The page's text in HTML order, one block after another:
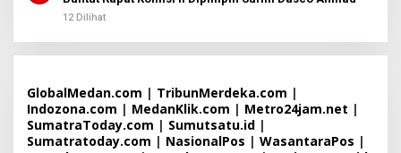
12 Dilihat
GlobalMedan.com | TribunMerdeka.com |
Indozona.com | MedanKlik.com | Metro24jam.net |
SumatraToday.com | Sumutsatu.id |
Sumatratoday.com | NasionalPos | WasantaraPos |